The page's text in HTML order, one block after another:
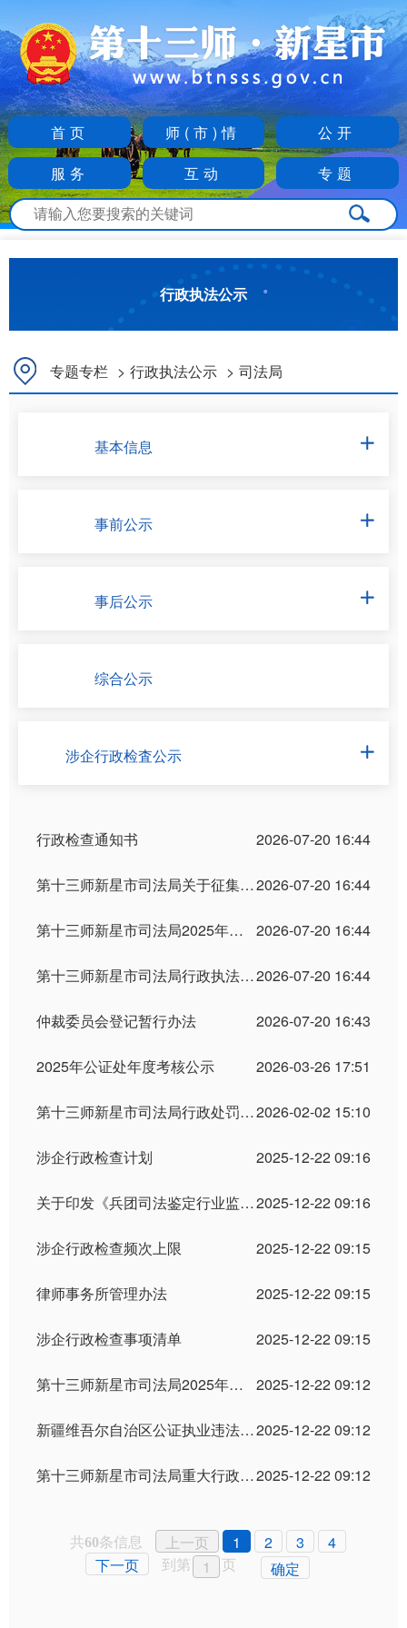
首页 师(市)情
公开
服务
互动 专题
行政执法公示
专题专栏 > 行政执法公示 > 司法局
基本信息 
事前公示 
事后公示 
综合公示
涉企行政检査公示 
2026-07-20 16:44
行政检查通知书
2026-07-20 16:44
第十三师新星市司法局关于征集行政执法监督联系点和行政执法监督员的公告
2026-07-20 16:44
第十三师新星市司法局2025年度律师事务所年度考核结果、公职律师年度考核结果公示
2026-07-20 16:44
第十三师新星市司法局行政执法服务指南个人服务类
2026-07-20 16:43
仲裁委员会登记暂行办法
2026-03-26 17:51
2025年公证处年度考核公示
2026-02-02 15:10
第十三师新星市司法局行政处罚公示
2025-12-22 09:16
涉企行政检查计划
2025-12-22 09:16
关于印发《兵团司法鉴定行业监督检查工作办法（试行）》的通知
2025-12-22 09:15
涉企行政检查频次上限
2025-12-22 09:15
律师事务所管理办法
2025-12-22 09:15
涉企行政检查事项清单
2025-12-22 09:12
第十三师新星市司法局2025年度执法检查计划
2025-12-22 09:12
新疆维吾尔自治区公证执业违法行为行政处罚裁量基准适用标准
2025-12-22 09:12
第十三师新星市司法局重大行政执法决定事项目录
共60条信息 上一页 1 2 3
4
下一页
到第 页 确定